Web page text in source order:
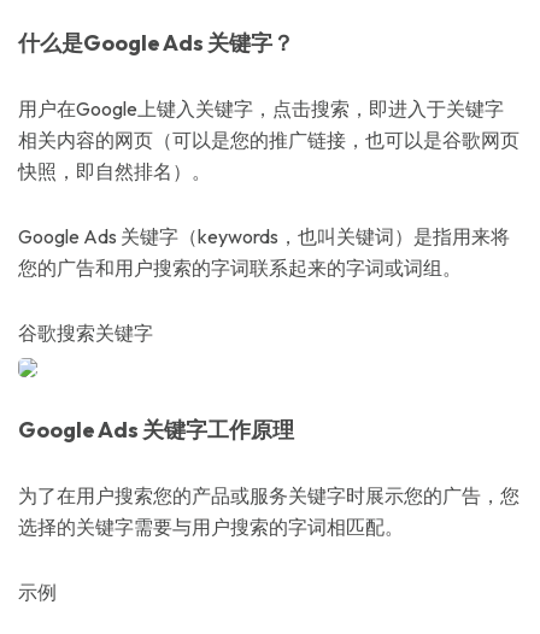
什么是Google Ads 关键字？
用户在Google上键入关键字，点击搜索，即进入于关键字
相关内容的网页（可以是您的推广链接，也可以是谷歌网页
快照，即自然排名）。
Google Ads 关键字（keywords，也叫关键词）是指用来将
您的广告和用户搜索的字词联系起来的字词或词组。
谷歌搜索关键字
Google Ads 关键字工作原理
为了在用户搜索您的产品或服务关键字时展示您的广告，您
选择的关键字需要与用户搜索的字词相匹配。
示例